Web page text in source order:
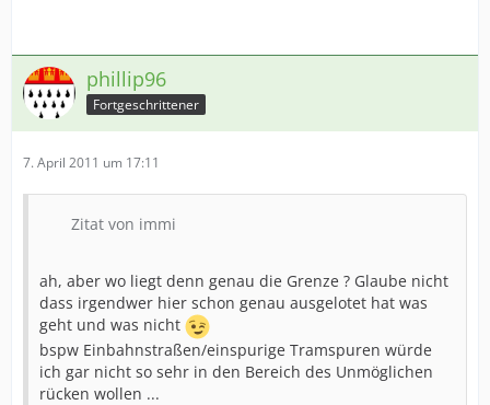
phillip96
Fortgeschrittener
7. April 2011 um 17:11
Zitat von immi
ah, aber wo liegt denn genau die Grenze ? Glaube nicht
dass irgendwer hier schon genau ausgelotet hat was
geht und was nicht
bspw Einbahnstraßen/einspurige Tramspuren würde
ich gar nicht so sehr in den Bereich des Unmöglichen
rücken wollen ...